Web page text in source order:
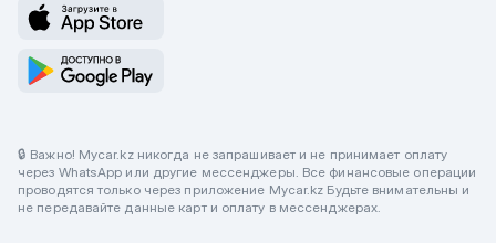
🔒 Важно! Mycar.kz никогда не запрашивает и не принимает оплату
через WhatsApp или другие мессенджеры. Все финансовые операции
проводятся только через приложение Mycar.kz Будьте внимательны и
не передавайте данные карт и оплату в мессенджерах.